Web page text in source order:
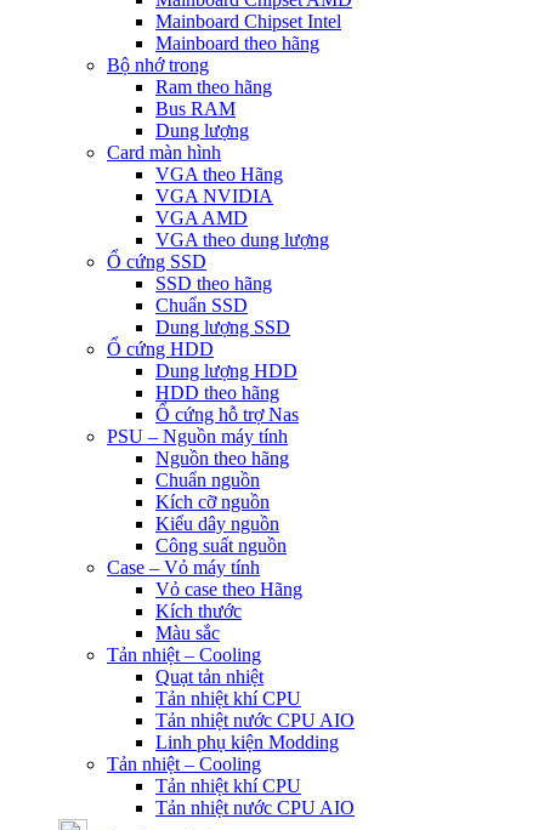
Mainboard Chipset Intel
Mainboard theo hãng
Bộ nhớ trong
Ram theo hãng
Bus RAM
Dung lượng
Card màn hình
VGA theo Hãng
VGA NVIDIA
VGA AMD
VGA theo dung lượng
Ổ cứng SSD
SSD theo hãng
Chuẩn SSD
Dung lượng SSD
Ổ cứng HDD
Dung lượng HDD
HDD theo hãng
Ổ cứng hỗ trợ Nas
PSU – Nguồn máy tính
Nguồn theo hãng
Chuẩn nguồn
Kích cỡ nguồn
Kiểu dây nguồn
Công suất nguồn
Case – Vỏ máy tính
Vỏ case theo Hãng
Kích thước
Màu sắc
Tản nhiệt – Cooling
Quạt tản nhiệt
Tản nhiệt khí CPU
Tản nhiệt nước CPU AIO
Linh phụ kiện Modding
Tản nhiệt – Cooling
Tản nhiệt khí CPU
Tản nhiệt nước CPU AIO